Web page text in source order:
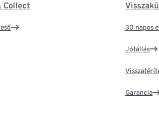
Collect
30 napos
Jótállás
Garancia